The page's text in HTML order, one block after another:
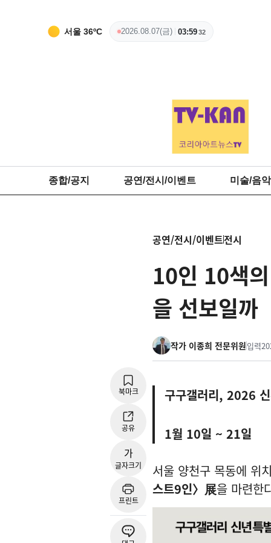
서울 36ºC 2026.08.07(금) 03:5934
종합/공지 공연/전시/이벤트 미술/음악
공연/전시/이벤트전시
10인 10색
을 선보일까
작가 이종희 전문위원입력
북마크
공유
가
글자크기
프린트
구구갤러리, 2026
1월 10일 ~ 21일
서울 양천구 목동에 위
스트9인〉展을 마련한